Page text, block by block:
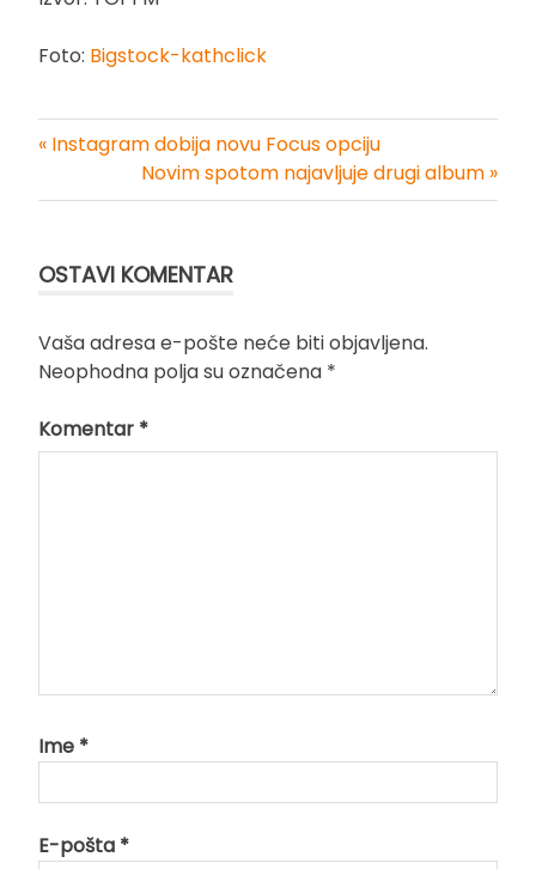
Foto: Bigstock-kathclick
Kretanje
« Instagram dobija novu Focus opciju
Novim spotom najavljuje drugi album »
OSTAVI KOMENTAR
Vaša adresa e-pošte neće biti objavljena.
Neophodna polja su označena *
Komentar *
Ime *
E-pošta *